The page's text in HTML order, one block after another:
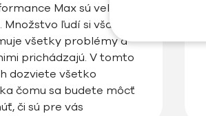
Max sú veľkým
ľudí si však
všetky problémy a
prichádzajú. V tomto
dozviete všetko
čomu sa budete môcť
či sú pre vás